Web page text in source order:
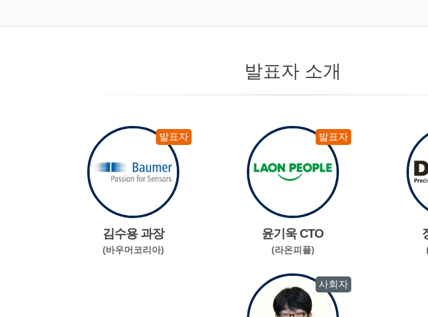
발표자 소개
발표자
김수용 과장
(바우머코리아)
발표자
윤기욱 CTO
(라온피플)
사회자